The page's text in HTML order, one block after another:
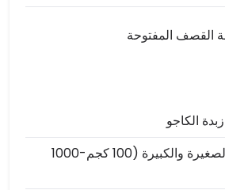
القصف المفتوحة
الكاجو
آلات معالجة الكاجو الصغيرة والكبيرة (100 كجم-1000